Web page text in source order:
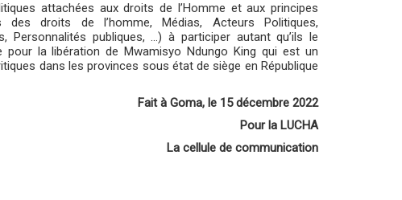
attachées aux droits de l’Homme et aux principes
des droits de l’homme, Médias, Acteurs Politiques,
Personnalités publiques, …) à participer autant qu’ils le
pour la libération de Mwamisyo Ndungo King qui est un
dans les provinces sous état de siège en République
Fait à Goma, le 15 décembre 2022
Pour la LUCHA
La cellule de communication